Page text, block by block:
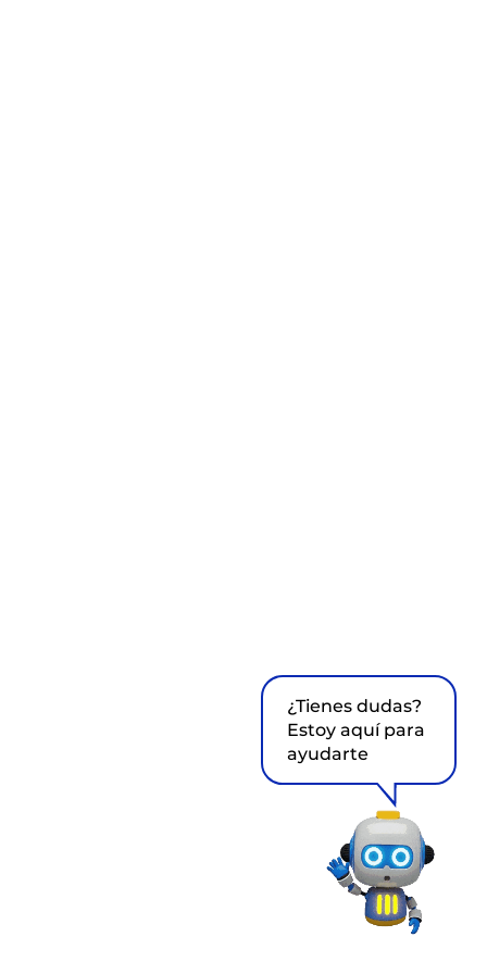
¿Tienes dudas?
Estoy aquí para
ayudarte